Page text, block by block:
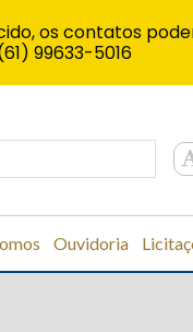
Ouvidoria
os contatos
99633-5016